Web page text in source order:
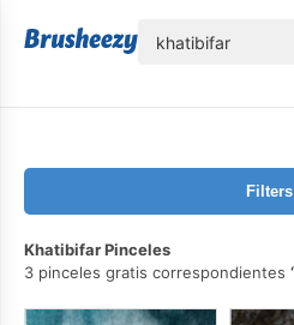
Filters
Khatibifar Pinceles
3 pinceles gratis correspondientes